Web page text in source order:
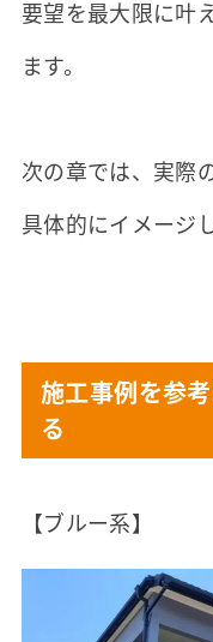
要望を最大限に叶
ます。
次の章では、実際
具体的にイメージ
施工事例を参
る
【ブルー系】